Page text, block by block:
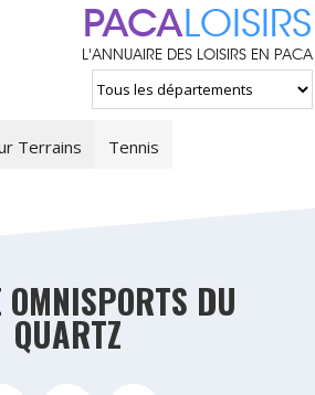
PACALOISIRS
L'ANNUAIRE DES LOISIRS EN PACA
Terrains Tennis
OMNISPORTS DU
QUARTZ